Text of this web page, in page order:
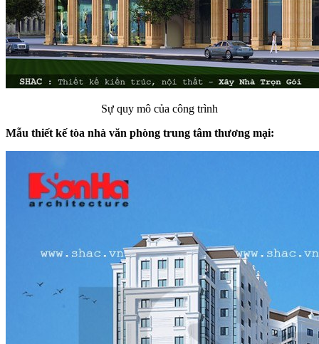
Sự quy mô của công trình
Mẫu thiết kế tòa nhà văn phòng trung tâm thương mại: